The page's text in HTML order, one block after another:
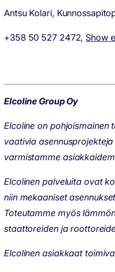
Antsu Kolari,
+358 50 527 2472, Show
Elcoline Group Oy
Elcoline on pohjoismainen
vaativia
varmistamme
Elcolinen palveluita ovat
niin mekaaniset
Toteutamme myös
staattoreiden ja
Elcolinen asiakkaat